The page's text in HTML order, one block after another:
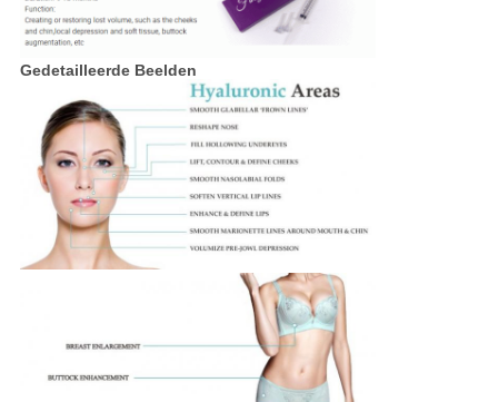
Gedetailleerde Beelden